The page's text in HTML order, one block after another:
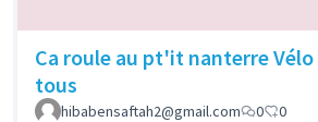
Ca roule au pt'it nanterre
tous
hibabensaftah2@gmail.com 0 0